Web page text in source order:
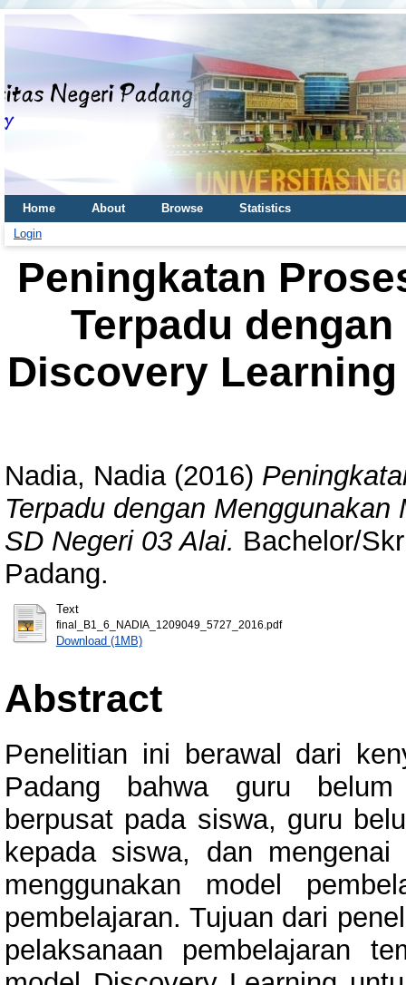
Home About Browse
Statistics
Login
Peningkatan
Terpadu
Discovery
Nadia, Nadia(2016)
Terpadu dengan
SD Negeri 03 Alai. Bachelor/
Padang.
Text
final_B1_6_NADIA_1209049_5727_2016.pdf
Download (1MB)
Abstract
Penelitian ini berawal dari
Padang bahwa guru belum
berpusat pada siswa, guru
kepada siswa, dan
menggunakan model
pembelajaran. Tujuan dari
pelaksanaan pembelajaran